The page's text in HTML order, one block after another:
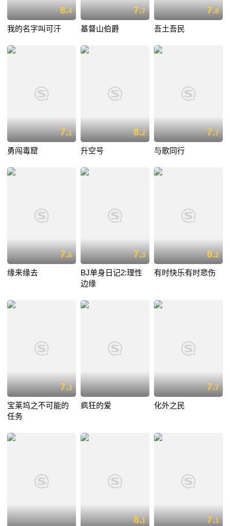
8.4
我的名字叫可汗
7.7
基督山伯爵
7.8
吾土吾民
7.1
勇闯毒窟
8.2
升空号
7.7
与歌同行
7.6
缘来缘去
7.3
BJ单身日记2:理性
边缘
8.2
有时快乐有时悲伤
7.3
宝莱坞之不可能的
任务
疯狂的爱
7.7
化外之民
8.1 7.1